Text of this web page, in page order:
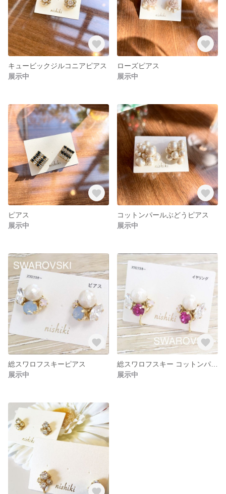
キュービックジルコニアピアス
展示中
ローズピアス
展示中
ピアス
展示中
コットンパールぶどうピアス
展示中
総スワロフスキーピアス
展示中
展示中